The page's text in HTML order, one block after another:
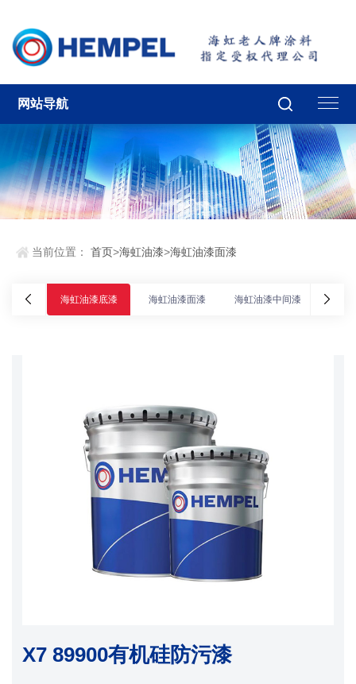
网站导航
当前位置：首页>海虹油漆>海虹油漆面漆
海虹油漆底漆 海虹油漆面漆 海虹油漆中间漆 海虹油
X7 89900有机硅防污漆